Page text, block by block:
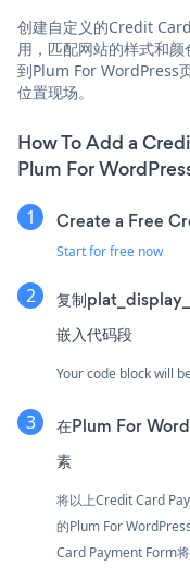
创建自定义的Credit
用，匹配网站的样式和
到Plum For WordPress
位置现场。
How To Add a
Plum For
Create a Free
Start for free now
复制
嵌入代码段
Your code block will
在Plum For
素
将以上Credit Card
的Plum For
Card Payment Form将